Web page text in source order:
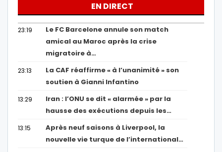
EN DIRECT
23:19
Le FC Barcelone annule son match
amical au Maroc après la crise
migratoire à…
23:13
La CAF réaffirme « à l’unanimité » son
soutien à Gianni Infantino
13:29
Iran : l’ONU se dit « alarmée » par la
hausse des exécutions depuis les…
13:15
Après neuf saisons à Liverpool, la
nouvelle vie turque de l’international…